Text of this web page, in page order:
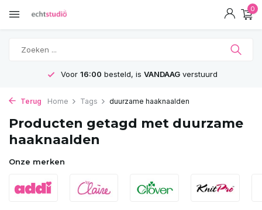
0
Voor 16:00 besteld, is VANDAAGverstuurd
Terug Home Tags duurzame haaknaalden
Producten getagd met duurzame
haaknaalden
Onze merken